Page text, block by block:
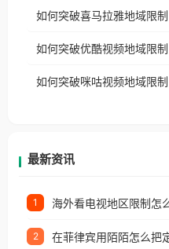
台湾、美国、
权限制所困扰。
国、加拿大、
制问题，且仅能在
户收听网易云
如何突破喜马拉雅地域限制
如何突破优酷视频地域限制
如何突破咪咕视频地域限制
最新资讯
1
2